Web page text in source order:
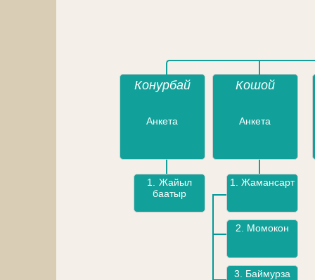
Конурбай
Анкета
1. Жайыл
баатыр
Кошой
Анкета
1. Жамансарт
2. Момокон
3. Баймурза